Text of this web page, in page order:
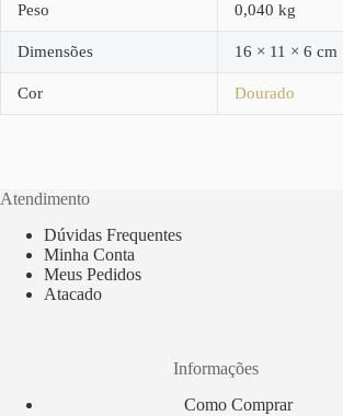
Peso 0,040 kg
Dimensões 16 × 11 × 6 cm
Cor Dourado
Atendimento
Dúvidas Frequentes
Minha Conta
Meus Pedidos
Atacado
Informações
Como Comprar